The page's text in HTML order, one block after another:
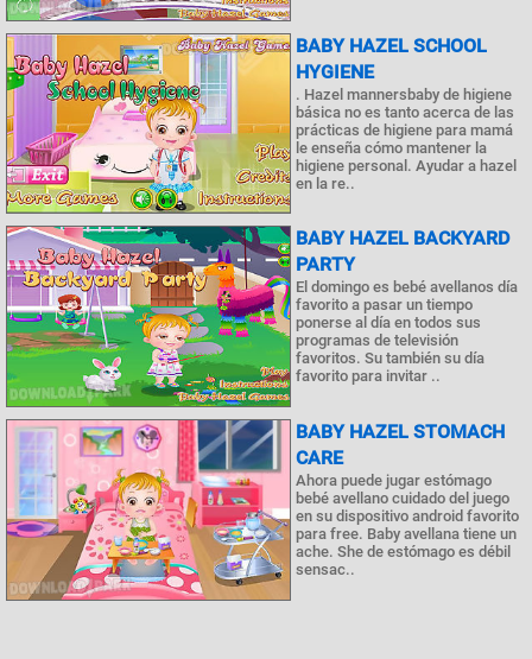
BABY HAZEL SCHOOL
HYGIENE
. Hazel mannersbaby de higiene
básica no es tanto acerca de las
prácticas de higiene para mamá
le enseña cómo mantener la
higiene personal. Ayudar a hazel
en la re..
BABY HAZEL BACKYARD
PARTY
El domingo es bebé avellanos día
favorito a pasar un tiempo
ponerse al día en todos sus
programas de televisión
favoritos. Su también su día
favorito para invitar ..
BABY HAZEL STOMACH
CARE
Ahora puede jugar estómago
bebé avellano cuidado del juego
en su dispositivo android favorito
para free. Baby avellana tiene un
ache. She de estómago es débil
sensac..